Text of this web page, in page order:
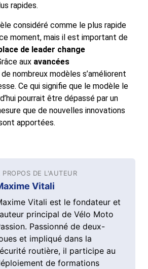
rapides.
considéré comme le plus rapide
moment, mais il est important de
de leader change
aux avancées
de nombreux modèles s’améliorent
Ce qui signifie que le modèle le
pourrait être dépassé par un
que de nouvelles innovations
apportées.
PROPOS DE L'AUTEUR
Vitali
Vitali est le fondateur et
principal de Vélo Moto
Passionné de deux-
et impliqué dans la
routière, il participe au
de formations